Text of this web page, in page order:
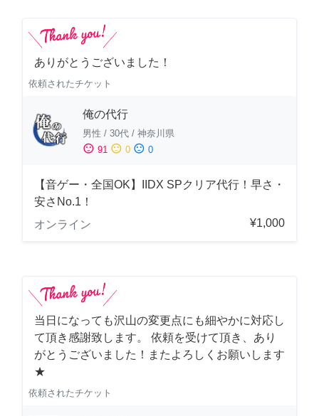
ありがとうございました！
依頼されたチケット
俺の代行
男性 / 30代 / 神奈川県
sentiment_satisfied 91 sentiment_neutral 0 sentiment_dissatisfied 0
【音ゲー・全国OK】IIDX SPクリア代行！早さ・
安さNo.1！
オンライン
¥1,000
当日になっても沢山の変更点にも細やかに対応し
て頂き感謝致します。 依頼を受けて頂き、あり
がとうございました！またよろしくお願いします
★
依頼されたチケット